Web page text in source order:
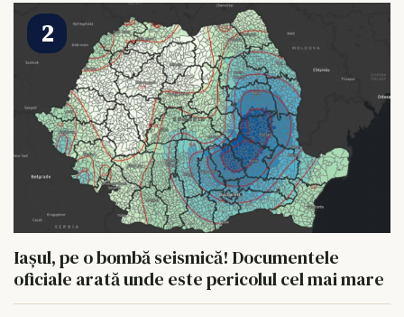
Iașul, pe o bombă seismică! Documentele
oficiale arată unde este pericolul cel mai mare